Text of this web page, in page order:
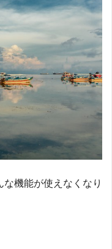
機能が使えなくなり